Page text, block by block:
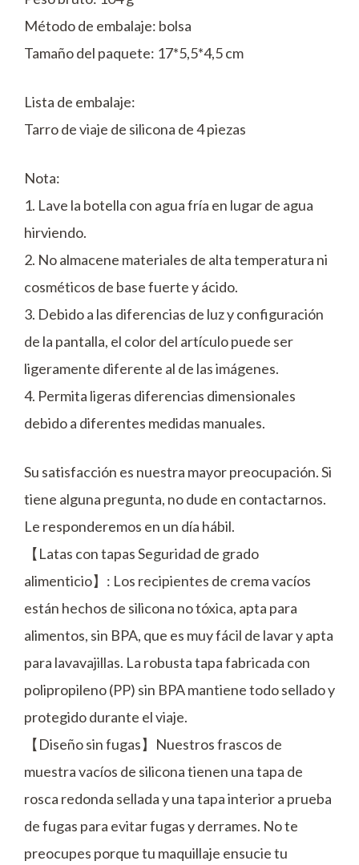
Método de embalaje: bolsa
Tamaño del paquete: 17*5,5*4,5 cm
Lista de embalaje:
Tarro de viaje de silicona de 4 piezas
Nota:
1. Lave la botella con agua fría en lugar de agua
hirviendo.
2. No almacene materiales de alta temperatura ni
cosméticos de base fuerte y ácido.
3. Debido a las diferencias de luz y configuración
de la pantalla, el color del artículo puede ser
ligeramente diferente al de las imágenes.
4. Permita ligeras diferencias dimensionales
debido a diferentes medidas manuales.
Su satisfacción es nuestra mayor preocupación. Si
tiene alguna pregunta, no dude en contactarnos.
Le responderemos en un día hábil.
【Latas con tapas Seguridad de grado
alimenticio】: Los recipientes de crema vacíos
están hechos de silicona no tóxica, apta para
alimentos, sin BPA, que es muy fácil de lavar y apta
para lavavajillas. La robusta tapa fabricada con
polipropileno (PP) sin BPA mantiene todo sellado y
protegido durante el viaje.
【Diseño sin fugas】Nuestros frascos de
muestra vacíos de silicona tienen una tapa de
rosca redonda sellada y una tapa interior a prueba
de fugas para evitar fugas y derrames. No te
preocupes porque tu maquillaje ensucie tu